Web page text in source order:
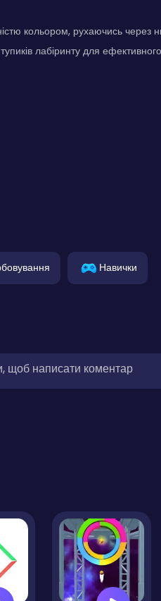
кольором, рухаючись через
лабіринту для
Навички
щоб написати коментар